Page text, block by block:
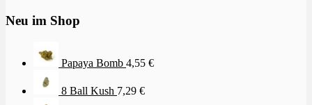
Neu im Shop
Papaya Bomb 4,55 €
8 Ball Kush 7,29 €